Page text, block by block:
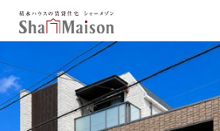
保存した条件
お気に入
新着メール設定